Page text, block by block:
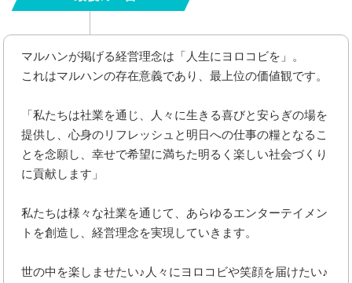
マルハンが掲げる経営理念は「人生にヨロコビを」。
これはマルハンの存在意義であり、最上位の価値観です。
「私たちは社業を通じ、人々に生きる喜びと安らぎの場を
提供し、心身のリフレッシュと明日への仕事の糧となるこ
とを念願し、幸せで希望に満ちた明るく楽しい社会づくり
に貢献します」
私たちは様々な社業を通じて、あらゆるエンターテイメン
トを創造し、経営理念を実現していきます。
世の中を楽しませたい♪人々にヨロコビや笑顔を届けたい♪